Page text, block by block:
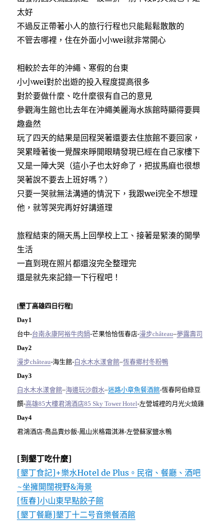
太好
不過反正帶著小人的旅行行程也只能鬆鬆散散的
不管去哪裡，住在外面小小wei就非常開心
相較於去年的沖繩、寒假的台東
小小wei對於出遊的投入程度提高很多
對於要做什麼、吃什麼很有自己的意見
參觀海生館也比去年在沖繩美麗海水族館時顯得要興
趣盎然
玩了四天的結果是回程哭著還要去住旅館不要回家，
哭累睡著後一覺醒來睜開眼睛發現已經在自己家樓下
又是一陣大哭（這小子也太好命了，把拔馬麻也很想
哭著說不要去上班好嗎？）
只要一哭就無法溝通的情況下，我跟wei完全不想理
他，就等哭完再好好講道理
旅程結束的隔天馬上回學校上工、接著是緊湊的開學
生活
一直到現在照片都還沒完全整理完
還是就先來記錄一下行程吧！
[墾丁高雄四日行程]
Day1
台中-台南永康阿裕牛肉鍋-芒果恰恰恆春店-漫步château–夢露壽司
Day2
漫步château-海生館-白水木水漾會館–恆春鄉村冬粉鴨
Day3
白水木水漾會館–海邊玩沙戲水–迷路小章魚餐酒館-恆春阿伯綠豆
饌-高雄85大樓君鴻酒店85 Sky Tower Hotel-左營城裡的月光火燒雞
Day4
君鴻酒店-喬品賣炒飯-鳳山米格霜淇淋-左營蘇家鹽水鴨
[到墾丁吃什麼]
[墾丁食記]+樂水Hotel de Plus。民宿、餐廳、酒吧
~坐擁開闊視野&海景
[恆春]小山東早點餃子館
[墾丁餐廳]墾丁十二号音樂餐酒館